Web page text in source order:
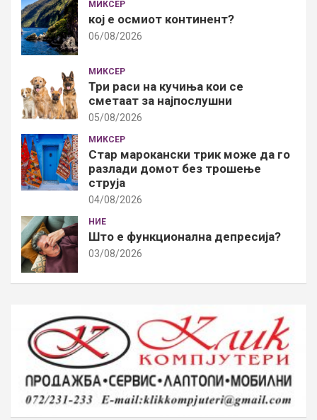
МИКСЕР
кој е осмиот континент?
06/08/2026
МИКСЕР
Три раси на кучиња кои се
сметаат за најпослушни
05/08/2026
МИКСЕР
Стар марокански трик може да го
разлади домот без трошење
струја
04/08/2026
НИЕ
Што е функционална депресија?
03/08/2026